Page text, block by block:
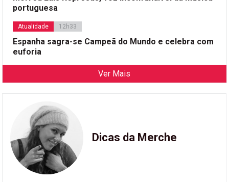
portuguesa
Atualidade 12h33
Espanha sagra-se Campeã do Mundo e celebra com
euforia
Ver Mais
Dicas da Merche